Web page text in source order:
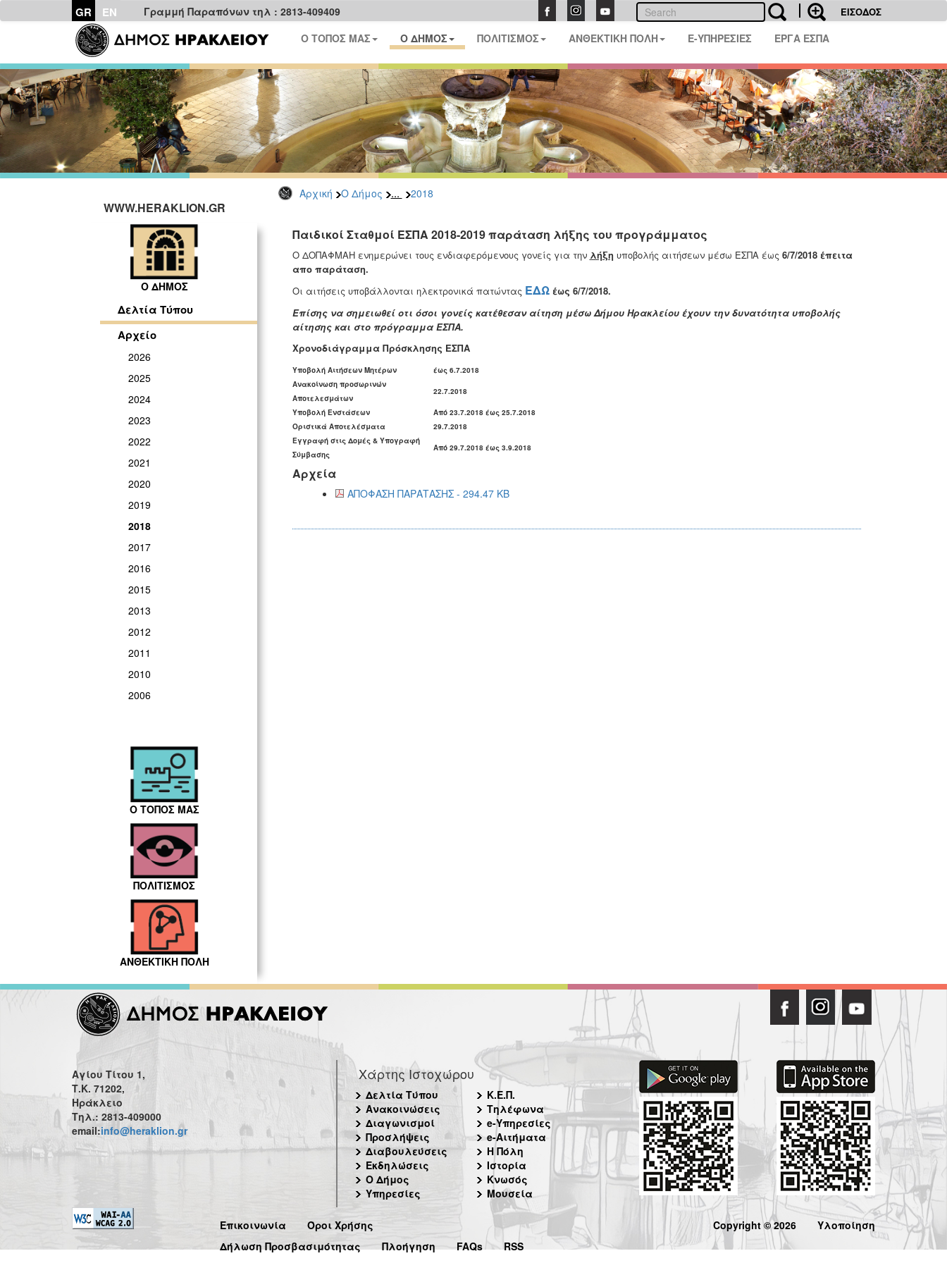
GR EN Γραμμή Παραπόνων τηλ : 2813-409409 ΕΙΣΟΔΟΣ
Ο ΤΟΠΟΣ ΜΑΣ Ο ΔΗΜΟΣ ΠΟΛΙΤΙΣΜΟΣ ΑΝΘΕΚΤΙΚΗ ΠΟΛΗ E-ΥΠΗΡΕΣΙΕΣ ΕΡΓΑ ΕΣΠΑ
Αρχική Ο Δήμος ... 2018
WWW.HERAKLION.GR
Ο ΔΗΜΟΣ
Δελτία Τύπου
Αρχείο
2026
2025
2024
2023
2022
2021
2020
2019
2018
2017
2016
2015
2013
2012
2011
2010
2006
Ο ΤΟΠΟΣ ΜΑΣ
ΠΟΛΙΤΙΣΜΟΣ
ΑΝΘΕΚΤΙΚΗ ΠΟΛΗ
Παιδικοί Σταθμοί ΕΣΠΑ 2018-2019 παράταση λήξης του προγράμματος
Ο ΔΟΠΑΦΜΑΗ ενημερώνει τους ενδιαφερόμενους γονείς για την λήξη υποβολής αιτήσεων μέσω ΕΣΠΑ έως 6/7/2018 έπειτα
απο παράταση.
Οι αιτήσεις υποβάλλονται ηλεκτρονικά πατώντας ΕΔΩέως 6/7/2018.
Επίσης να σημειωθεί οτι όσοι γονείς κατέθεσαν αίτηση μέσω Δήμου Ηρακλείου έχουν την δυνατότητα υποβολής
αίτησης και στο πρόγραμμα ΕΣΠΑ.
Χρονοδιάγραμμα Πρόσκλησης ΕΣΠΑ
Υποβολή Αιτήσεων Μητέρων
έως 6.7.2018
Ανακοίνωση προσωρινών
Αποτελεσμάτων
22.7.2018
Υποβολή Ενστάσεων
Από 23.7.2018 έως 25.7.2018
Οριστικά Αποτελέσματα
29.7.2018
Εγγραφή στις Δομές & Υπογραφή
Σύμβασης
Από 29.7.2018 έως 3.9.2018
Αρχεία
ΑΠΟΦΑΣΗ ΠΑΡΑΤΑΣΗΣ - 294.47 KB
Αγίου Τίτου 1,
Τ.Κ. 71202,
Ηράκλειο
Τηλ.: 2813-409000
email:info@heraklion.gr
Χάρτης Ιστοχώρου
Δελτία Τύπου
Ανακοινώσεις
Διαγωνισμοί
Προσλήψεις
Διαβουλεύσεις
Εκδηλώσεις
Ο Δήμος
Υπηρεσίες
Κ.Ε.Π.
Τηλέφωνα
e-Υπηρεσίες
e-Αιτήματα
Η Πόλη
Ιστορία
Κνωσός
Μουσεία
Επικοινωνία
Όροι Χρήσης
Δήλωση Προσβασιμότητας
Πλοήγηση FAQs RSS
Copyright © 2026 Υλοποίηση